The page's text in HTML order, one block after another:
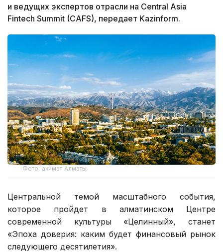
и ведущих экспертов отрасли на Central Asia
Fintech Summit (CAFS), передает Kazinform.
Фото: акимат Алматы
Центральной темой масштабного события,
которое пройдет в алматинском Центре
современной культуры «Целинный», станет
«Эпоха доверия: каким будет финансовый рынок
следующего десятилетия».